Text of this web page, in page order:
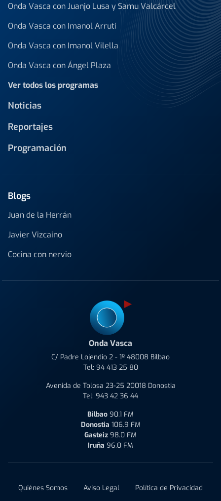
Onda Vasca con Juanjo Lusa y Samu Valcárcel
Onda Vasca con Imanol Arruti
Onda Vasca con Imanol Vilella
Onda Vasca con Ángel Plaza
Ver todos los programas
Noticias
Reportajes
Programación
Blogs
Juan de la Herrán
Javier Vizcaino
Cocina con nervio
Onda Vasca
C/ Padre Lojendio 2 - 1º 48008 Bilbao
Tel: 94 413 25 80
Avenida de Tolosa 23-25 20018 Donostia
Tel: 943 42 36 44
Bilbao 90.1 FM
Donostia 106.9 FM
Gasteiz 98.0 FM
Iruña 96.0 FM
Quiénes Somos Aviso Legal
Política de Privacidad